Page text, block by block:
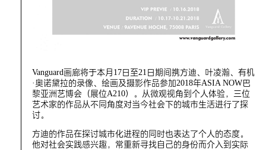
Vanguard画廊将于本月17日至21日期间携方迪、叶凌瀚、有机
·奥诺黛拉的录像、绘画及摄影作品参加2018年ASIA NOW巴
黎亚洲艺博会（展位A210）。从微观视角到个人体验，三位
艺术家的作品从不同角度对当今社会下的城市生活进行了探
讨。
方迪的作品在探讨城市化进程的同时也表达了个人的态度。
他对社会实践感兴趣，常重新寻找自己的身份而介入到实际